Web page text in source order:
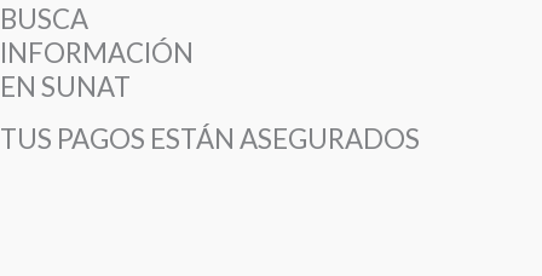
BUSCA
INFORMACIÓN
EN SUNAT
TUS PAGOS ESTÁN ASEGURADOS